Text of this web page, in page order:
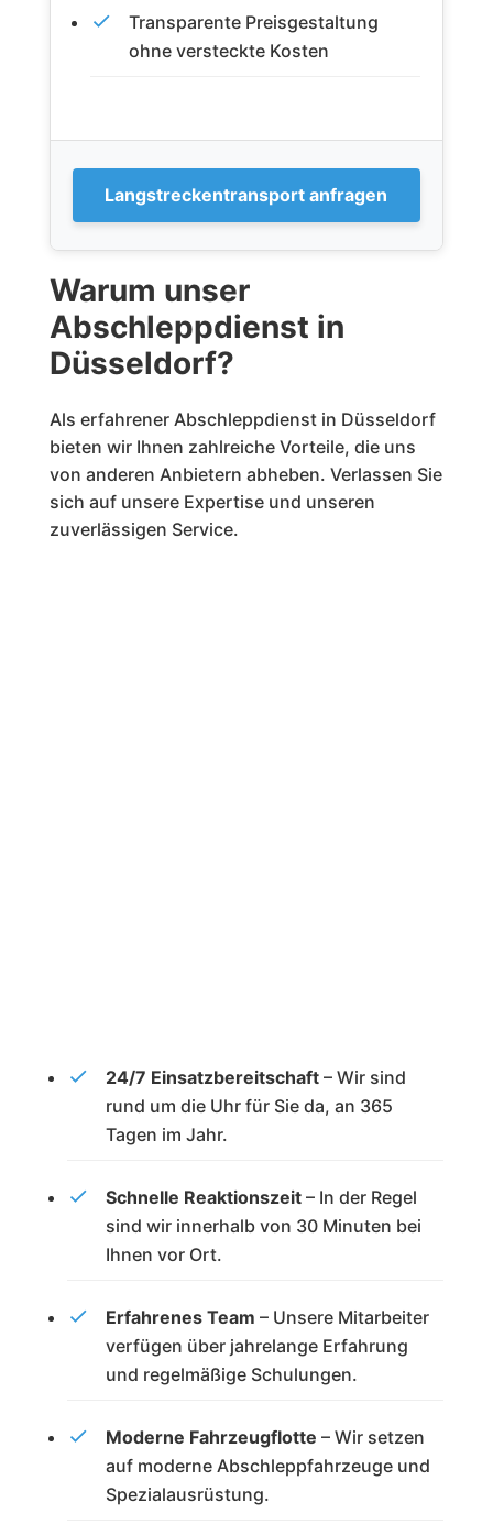
Transparente Preisgestaltung
ohne versteckte Kosten
Langstreckentransport anfragen
Warum unser
Abschleppdienst in
Düsseldorf?
Als erfahrener Abschleppdienst in Düsseldorf
bieten wir Ihnen zahlreiche Vorteile, die uns
von anderen Anbietern abheben. Verlassen Sie
sich auf unsere Expertise und unseren
zuverlässigen Service.
24/7 Einsatzbereitschaft– Wir sind
rund um die Uhr für Sie da, an 365
Tagen im Jahr.
Schnelle Reaktionszeit– In der Regel
sind wir innerhalb von 30 Minuten bei
Ihnen vor Ort.
Erfahrenes Team – Unsere Mitarbeiter
verfügen über jahrelange Erfahrung
und regelmäßige Schulungen.
Moderne Fahrzeugflotte – Wir setzen
auf moderne Abschleppfahrzeuge und
Spezialausrüstung.